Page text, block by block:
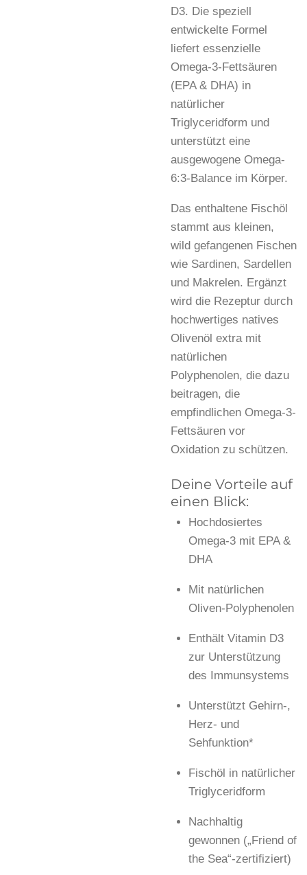
D3. Die speziell
entwickelte Formel
liefert essenzielle
Omega-3-Fettsäuren
(EPA & DHA) in
natürlicher
Triglyceridform und
unterstützt eine
ausgewogene Omega-
6:3-Balance im Körper.
Das enthaltene Fischöl
stammt aus kleinen,
wild gefangenen Fischen
wie Sardinen, Sardellen
und Makrelen. Ergänzt
wird die Rezeptur durch
hochwertiges natives
Olivenöl extra mit
natürlichen
Polyphenolen, die dazu
beitragen, die
empfindlichen Omega-3-
Fettsäuren vor
Oxidation zu schützen.
Deine Vorteile auf
einen Blick:
Hochdosiertes
Omega-3 mit EPA &
DHA
Mit natürlichen
Oliven-Polyphenolen
Enthält Vitamin D3
zur Unterstützung
des Immunsystems
Unterstützt Gehirn-,
Herz- und
Sehfunktion*
Fischöl in natürlicher
Triglyceridform
Nachhaltig
gewonnen („Friend of
the Sea“-zertifiziert)